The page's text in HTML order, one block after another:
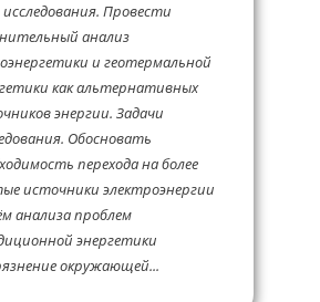
Провести
анализ
и геотермальной
как альтернативных
энергии. Задачи
Обосновать
перехода на более
источники электроэнергии
анализа проблем
энергетики
окружающей...